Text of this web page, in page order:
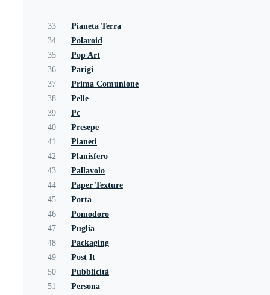
33
Pianeta Terra
34
Polaroid
35
Pop Art
36
Parigi
37
Prima Comunione
38
Pelle
39
Pc
40
Presepe
41
Pianeti
42
Planisfero
43
Pallavolo
44
Paper Texture
45
Porta
46
Pomodoro
47
Puglia
48
Packaging
49
Post It
50
Pubblicità
51
Persona